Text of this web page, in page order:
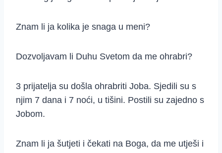
Znam li ja kolika je snaga u meni?
Dozvoljavam li Duhu Svetom da me ohrabri?
3 prijatelja su došla ohrabriti Joba. Sjedili su s
njim 7 dana i 7 noći, u tišini. Postili su zajedno s
Jobom.
Znam li ja šutjeti i čekati na Boga, da me utješi i